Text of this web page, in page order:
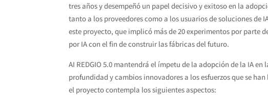
tres años y desempeñó un papel decisivo y exitoso en la
tanto a los proveedores como a los usuarios de soluciones de
este proyecto, que implicó más de 20 experimentos por parte
por IA con el fin de construir las fábricas del futuro.
AI REDGIO 5.0 mantendrá el ímpetu de la adopción de la IA
profundidad y cambios innovadores a los esfuerzos que se
el proyecto contempla los siguientes aspectos: